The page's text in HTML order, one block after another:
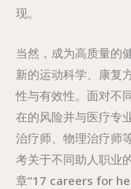
现。
当然，成为高质量的
新的运动科学、康复
性与有效性。面对不
在的风险并与医疗专
治疗师、物理治疗师
考关于不同助人职业
章“17 careers for